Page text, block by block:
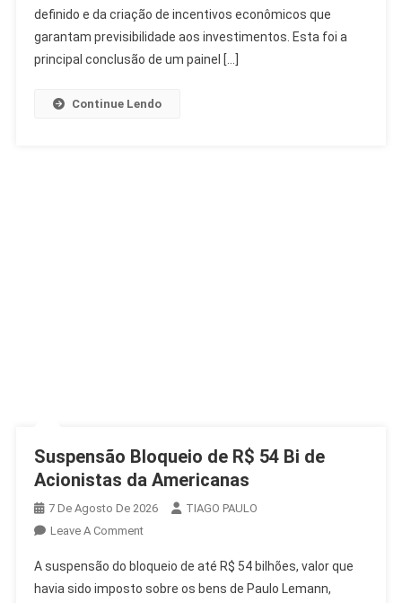
E
Mercado
Essenciais
definido e da criação de incentivos econômicos que
garantam previsibilidade aos investimentos. Esta foi a
principal conclusão de um painel […]
Continue Lendo
Suspensão Bloqueio de R$ 54 Bi de
Acionistas da Americanas
7 De Agosto De 2026
TIAGO PAULO
Leave A CommentOn
Bloqueio
De
A suspensão do bloqueio de até R$ 54 bilhões, valor que
havia sido imposto sobre os bens de Paulo Lemann,